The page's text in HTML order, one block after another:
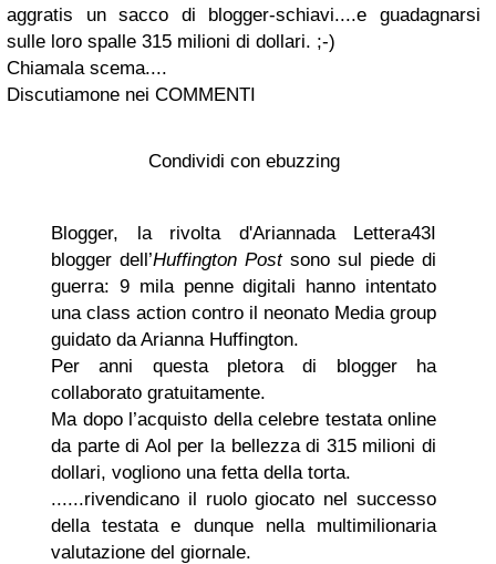
aggratis un sacco di blogger-schiavi....e guadagnarsi
sulle loro spalle 315 milioni di dollari. ;-)
Chiamala scema....
Discutiamone nei COMMENTI
Condividi con ebuzzing
Blogger, la rivolta d'Ariannada Lettera43I
blogger dell’Huffington Postsono sul piede di
guerra: 9 mila penne digitali hanno intentato
una class action contro il neonato Media group
guidato da Arianna Huffington.
Per anni questa pletora di blogger ha
collaborato gratuitamente.
Ma dopo l’acquisto della celebre testata online
da parte di Aol per la bellezza di 315 milioni di
dollari, vogliono una fetta della torta.
......rivendicano il ruolo giocato nel successo
della testata e dunque nella multimilionaria
valutazione del giornale.